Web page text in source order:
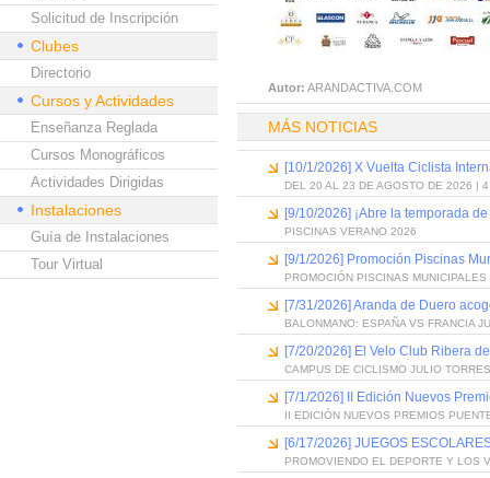
Solicitud de Inscripción
Clubes
Directorio
Cursos y Actividades
Enseñanza Reglada
Cursos Monográficos
Actividades Dirigidas
Instalaciones
Guía de Instalaciones
Tour Virtual
Autor: ARANDACTIVA.COM
MÁS NOTICIAS
[10/1/2026] X Vuelta Ciclista
DEL 20 AL 23 DE AGOSTO DE 2026 | 4
[9/10/2026] ¡Abre la temporada
PISCINAS VERANO 2026
[9/1/2026] Promoción Piscinas
PROMOCIÓN PISCINAS
[7/31/2026] Aranda de Duero
BALONMANO: ESPAÑA VS FRANCIA
[7/20/2026] El Velo Club Ribera
CAMPUS DE CICLISMO JULIO
[7/1/2026] II Edición Nuevos
II EDICIÓN NUEVOS PREMIOS
[6/17/2026] JUEGOS
PROMOVIENDO EL DEPORTE Y LOS